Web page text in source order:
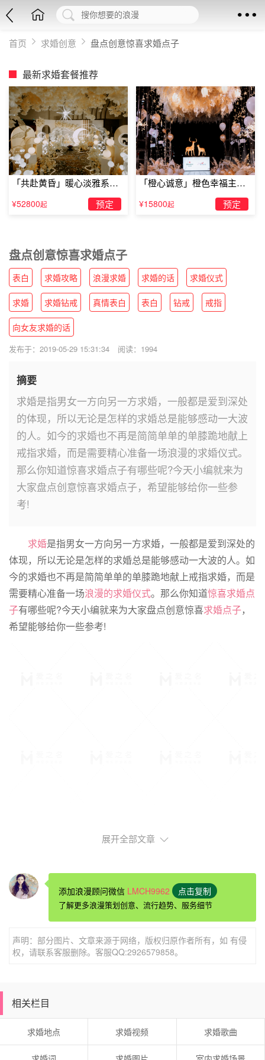
首页 求婚创意 盘点创意惊喜求婚点子
最新求婚套餐推荐
「共赴黄昏」暖心淡雅系求
婚仪式
¥52800起 预定
「橙心诚意」橙色幸福主题
露台求婚
¥15800起 预定
盘点创意惊喜求婚点子
表白 求婚攻略 浪漫求婚 求婚的话 求婚仪式
求婚 求婚钻戒 真情表白 表白 钻戒 戒指
向女友求婚的话
发布于：2019-05-29 15:31:34 阅读：1994
摘要
求婚是指男女一方向另一方求婚，一般都是爱到深处
的体现，所以无论是怎样的求婚总是能够感动一大波
的人。如今的求婚也不再是简简单单的单膝跪地献上
戒指求婚，而是需要精心准备一场浪漫的求婚仪式。
那么你知道惊喜求婚点子有哪些呢?今天小编就来为
大家盘点创意惊喜求婚点子，希望能够给你一些参
考!
求婚是指男女一方向另一方求婚，一般都是爱到深处的
体现，所以无论是怎样的求婚总是能够感动一大波的人。如
今的求婚也不再是简简单单的单膝跪地献上戒指求婚，而是
需要精心准备一场浪漫的求婚仪式。那么你知道惊喜求婚点
子有哪些呢?今天小编就来为大家盘点创意惊喜求婚点子，
希望能够给你一些参考!
盘点创意惊喜求婚点子
海底传情
美人鱼的故事是大家都熟悉的，大海也是很多人向往的
会怎么做呢?在真正的海底当然是有难度的，其实你可以选
到，举起给给女友看，板子上写着：“嫁给我!”这个时候女友
展开全部文章
添加浪漫顾问微信 LMCH9962 点击复制
了解更多浪漫策划创意、流行趋势、服务细节
声明：部分图片、文章来源于网络，版权归原作者所有，如 有侵
权，请联系客服删除。客服QQ:2926579858。
相关栏目
求婚地点 求婚视频 求婚歌曲